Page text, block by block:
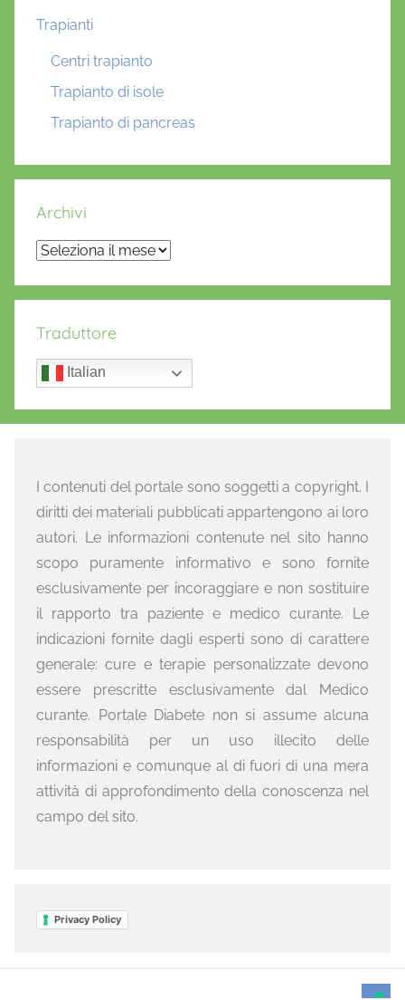
Trapianti
Centri trapianto
Trapianto di isole
Trapianto di pancreas
Archivi
Archivi
Traduttore
Italian
I contenuti del portale sono soggetti a copyright. I
diritti dei materiali pubblicati appartengono ai loro
autori. Le informazioni contenute nel sito hanno
scopo puramente informativo e sono fornite
esclusivamente per incoraggiare e non sostituire
il rapporto tra paziente e medico curante. Le
indicazioni fornite dagli esperti sono di carattere
generale: cure e terapie personalizzate devono
essere prescritte esclusivamente dal Medico
curante. Portale Diabete non si assume alcuna
responsabilità per un uso illecito delle
informazioni e comunque al di fuori di una mera
attività di approfondimento della conoscenza nel
campo del sito.
Privacy Policy